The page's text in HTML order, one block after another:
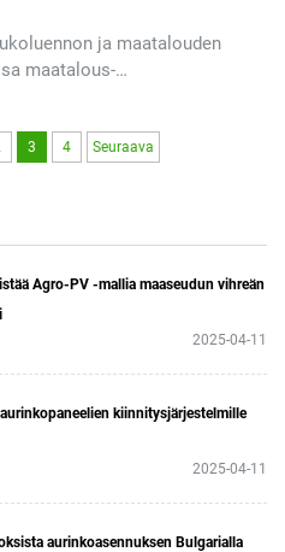
ja maatalouden
maatalous-
SFS...
3 4 Seuraava
Agro-PV -mallia maaseudun vihreän
2025-04-11
kiinnitysjärjestelmille
2025-04-11
aurinkoasennuksen Bulgarialla